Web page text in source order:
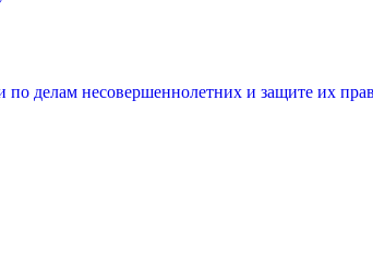
делам несовершеннолетних и защите их прав